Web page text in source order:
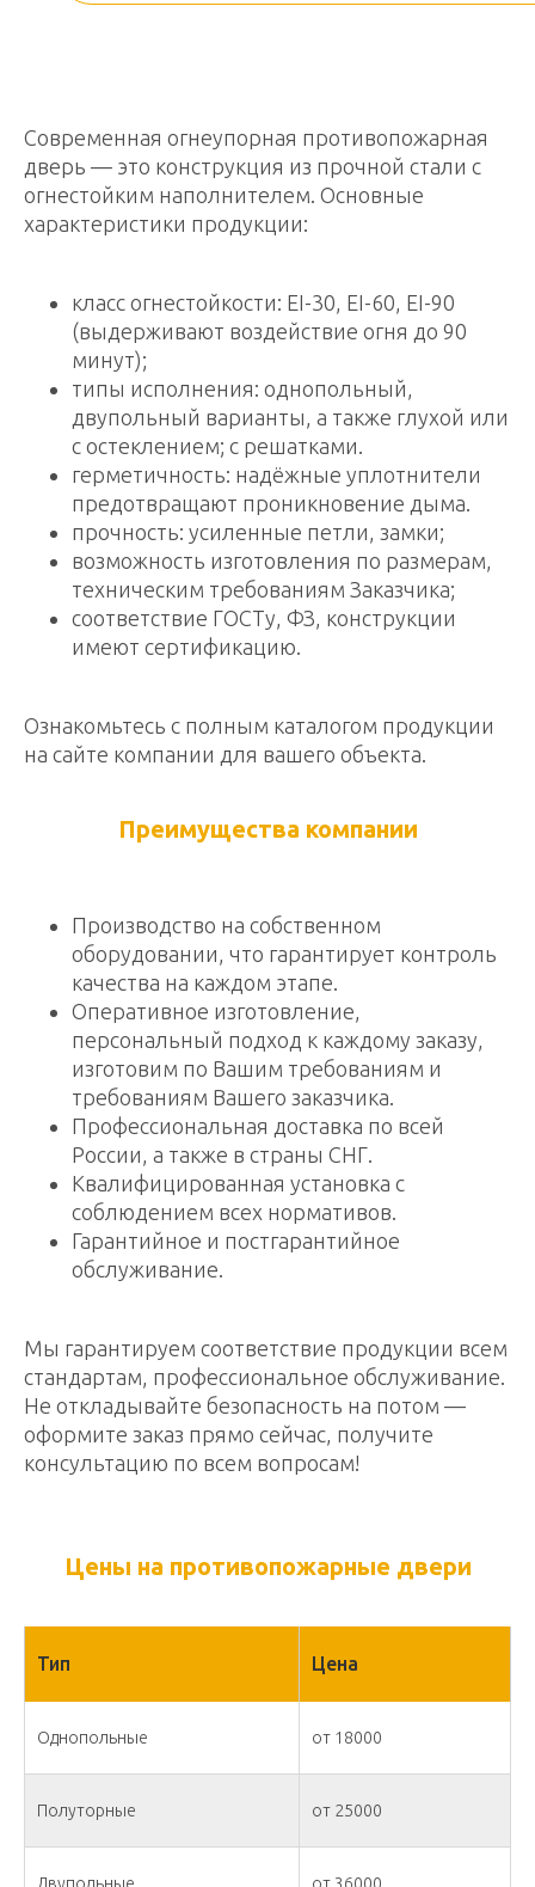
Современная огнеупорная противопожарная
дверь — это конструкция из прочной стали с
огнестойким наполнителем. Основные
характеристики продукции:
класс огнестойкости: EI-30, EI-60, EI-90
(выдерживают воздействие огня до 90
минут);
типы исполнения: однопольный,
двупольный варианты, а также глухой или
с остеклением; с решатками.
герметичность: надёжные уплотнители
предотвращают проникновение дыма.
прочность: усиленные петли, замки;
возможность изготовления по размерам,
техническим требованиям Заказчика;
соответствие ГОСТу, ФЗ, конструкции
имеют сертификацию.
Ознакомьтесь с полным каталогом продукции
на сайте компании для вашего объекта.
Преимущества компании
Производство на собственном
оборудовании, что гарантирует контроль
качества на каждом этапе.
Оперативное изготовление,
персональный подход к каждому заказу,
изготовим по Вашим требованиям и
требованиям Вашего заказчика.
Профессиональная доставка по всей
России, а также в страны СНГ.
Квалифицированная установка с
соблюдением всех нормативов.
Гарантийное и постгарантийное
обслуживание.
Мы гарантируем соответствие продукции всем
стандартам, профессиональное обслуживание.
Не откладывайте безопасность на потом —
оформите заказ прямо сейчас, получите
консультацию по всем вопросам!
Цены на противопожарные двери
Тип Цена
Однопольные от 18000
Полуторные от 25000